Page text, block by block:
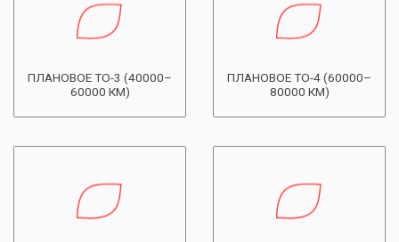
ПЛАНОВОЕ ТО-3 (40000–
60000 КМ)
ПЛАНОВОЕ ТО-4 (60000–
80000 КМ)